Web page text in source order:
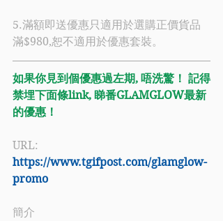
5.滿額即送優惠只適用於選購正價貨品
滿$980,恕不適用於優惠套裝。
如果你見到個優惠過左期, 唔洗驚！ 記得
禁埋下面條link, 睇番GLAMGLOW最新
的優惠！
URL:
https://www.tgifpost.com/glamglow-
promo
簡介